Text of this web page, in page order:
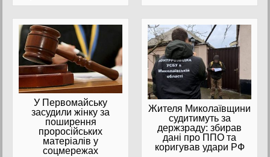
У Первомайську
засудили жінку за
поширення
проросійських
матеріалів у
соцмережах
Жителя Миколаївщини
судитимуть за
держзраду: збирав
дані про ППО та
коригував удари РФ